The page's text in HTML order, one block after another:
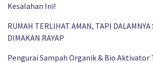
Kesalahan Ini!
RUMAH TERLIHAT AMAN, TAPI DALAMNYA
DIMAKAN RAYAP
Pengurai Sampah Organik & Bio Aktivator